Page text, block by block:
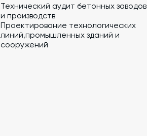
Технический аудит бетонных заводов
и производств
Проектирование технологических
линий,промышленных зданий и
сооружений